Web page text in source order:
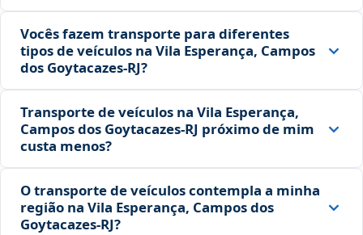
Vocês fazem transporte para diferentes
tipos de veículos na Vila Esperança, Campos
dos Goytacazes‑RJ?
Transporte de veículos na Vila Esperança,
Campos dos Goytacazes‑RJ próximo de mim
custa menos?
O transporte de veículos contempla a minha
região na Vila Esperança, Campos dos
Goytacazes‑RJ?